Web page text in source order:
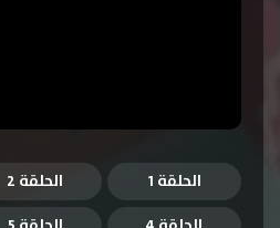
الحلقة 1 الحلقة 2